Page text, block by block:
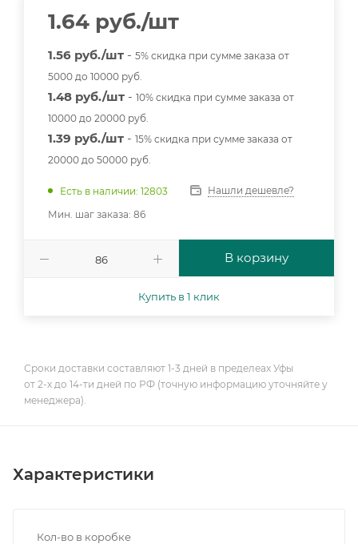
1.64 руб./шт
1.56 руб./шт - 5% скидка при сумме заказа от
5000 до 10000 руб.
1.48 руб./шт - 10% скидка при сумме заказа от
10000 до 20000 руб.
1.39 руб./шт - 15% скидка при сумме заказа от
20000 до 50000 руб.
Есть в наличии: 12803
Нашли дешевле?
Мин. шаг заказа: 86
В корзину
Купить в 1 клик
Сроки доставки составляют 1-3 дней в пределеах Уфы
от 2-х до 14-ти дней по РФ (точную информацию уточняйте у
менеджера).
Характеристики
Кол-во в коробке